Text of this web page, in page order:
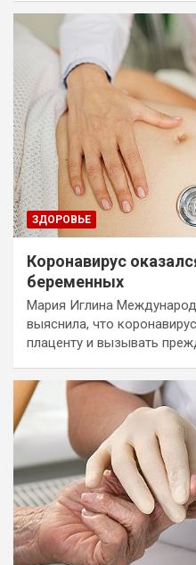
ЗДОРОВЬЕ
Коронавирус
беременных
Мария Иглина
выяснила, что
плаценту и вызывать